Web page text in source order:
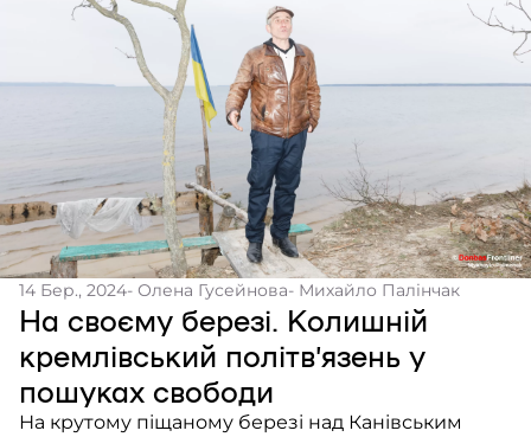
14 Бер., 2024- Олена Гусейнова- Михайло Палінчак
На своєму березі. Колишній
кремлівський політв’язень у
пошуках свободи
На крутому піщаному березі над Канівським